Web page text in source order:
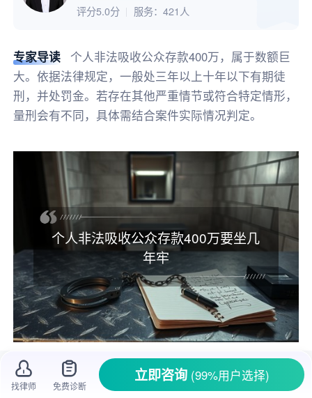
评分5.0分 服务： 421人
专家导读
个人非法吸收公众存款400万，属于数额巨
大。依据法律规定，一般处三年以上十年以下有期徒
刑，并处罚金。若存在其他严重情节或符合特定情形，
量刑会有不同，具体需结合案件实际情况判定。
个人非法吸收公众存款400万要坐几
年牢
生活里，有人总想着走捷径快速赚钱，就有
人会利用公众这种心理，搞起了非法吸收公众存
找律师 免费诊断
立即咨询 (99%用户选择)